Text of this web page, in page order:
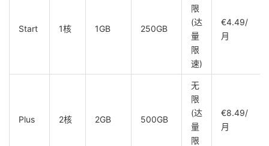
Start 1核 1GB 250GB
限
(达
量
限
速)
€4.49/
月
Plus 2核 2GB 500GB
无
限
(达
量
限
€8.49/
月